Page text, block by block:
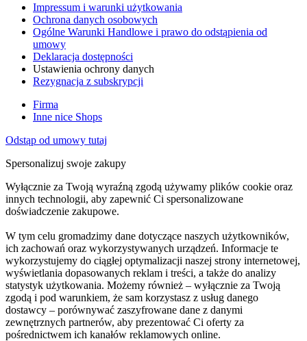
Impressum i warunki użytkowania
Ochrona danych osobowych
Ogólne Warunki Handlowe i prawo do odstąpienia od
umowy
Deklaracja dostępności
Ustawienia ochrony danych
Rezygnacja z subskrypcji
Firma
Inne nice Shops
Odstąp od umowy tutaj
Spersonalizuj swoje zakupy
Wyłącznie za Twoją wyraźną zgodą używamy plików cookie oraz
innych technologii, aby zapewnić Ci spersonalizowane
doświadczenie zakupowe.
W tym celu gromadzimy dane dotyczące naszych użytkowników,
ich zachowań oraz wykorzystywanych urządzeń. Informacje te
wykorzystujemy do ciągłej optymalizacji naszej strony internetowej,
wyświetlania dopasowanych reklam i treści, a także do analizy
statystyk użytkowania. Możemy również – wyłącznie za Twoją
zgodą i pod warunkiem, że sam korzystasz z usług danego
dostawcy – porównywać zaszyfrowane dane z danymi
zewnętrznych partnerów, aby prezentować Ci oferty za
pośrednictwem ich kanałów reklamowych online.